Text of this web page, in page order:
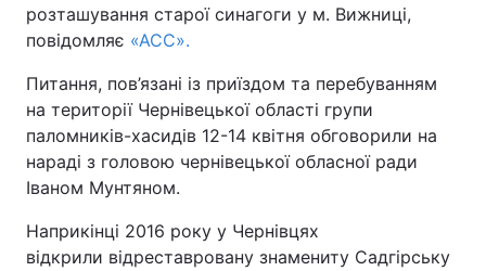
Спорт
Техно і зв'язок Лайт
Зброя Інциденти
Здоров'я Туризм
розташування старої синагоги у м. Вижниці,
повідомляє «АСС».
Питання, пов’язані із приїздом та перебуванням
на території Чернівецької області групи
паломників-хасидів 12-14 квітня обговорили на
нараді з головою чернівецької обласної ради
Іваном Мунтяном.
Наприкінці 2016 року у Чернівцях
відкрили відреставровану знамениту Садгірську